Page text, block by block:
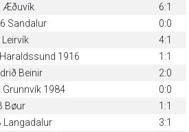
Æðuvík
6:1
Sandalur
0:0
Leirvík
4:1
1916
1:1
Beinir
2:0
Grunnvík 1984
0:0
Bøur
1:1
Langadalur
3:1